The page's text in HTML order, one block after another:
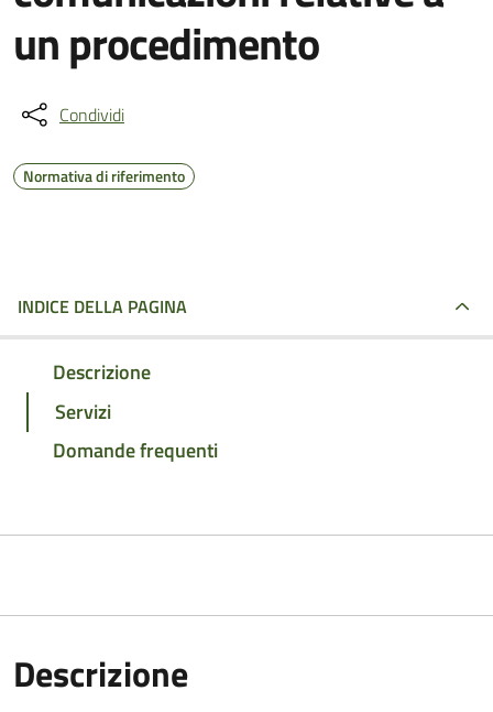
un procedimento
Condividi
Normativa di riferimento
INDICE DELLA PAGINA
Descrizione
Servizi
Domande frequenti
Descrizione